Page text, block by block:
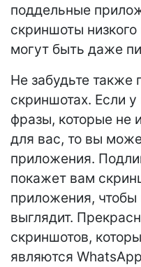
поддельные
скриншоты
могут быть даже
Не забудьте также
скриншотах. Если
фразы, которые не
для вас, то вы
приложения.
покажет вам
приложения, чтобы
выглядит.
скриншотов,
являются